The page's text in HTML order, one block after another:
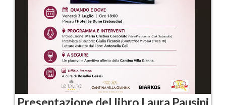
Presentazione del libro Laura Pausini